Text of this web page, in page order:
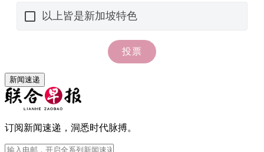
新闻速递
订阅新闻速递，洞悉时代脉搏。